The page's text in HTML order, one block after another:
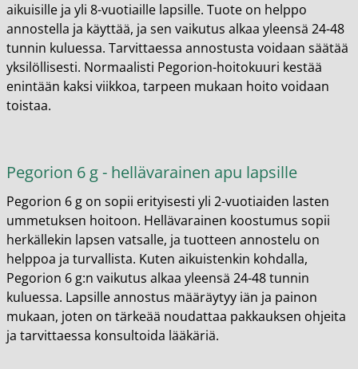
aikuisille ja yli 8-vuotiaille lapsille. Tuote on helppo
annostella ja käyttää, ja sen vaikutus alkaa yleensä 24-48
tunnin kuluessa. Tarvittaessa annostusta voidaan säätää
yksilöllisesti. Normaalisti Pegorion-hoitokuuri kestää
enintään kaksi viikkoa, tarpeen mukaan hoito voidaan
toistaa.
Pegorion 6 g - hellävarainen apu lapsille
Pegorion 6 g on sopii erityisesti yli 2-vuotiaiden lasten
ummetuksen hoitoon. Hellävarainen koostumus sopii
herkällekin lapsen vatsalle, ja tuotteen annostelu on
helppoa ja turvallista. Kuten aikuistenkin kohdalla,
Pegorion 6 g:n vaikutus alkaa yleensä 24-48 tunnin
kuluessa. Lapsille annostus määräytyy iän ja painon
mukaan, joten on tärkeää noudattaa pakkauksen ohjeita
ja tarvittaessa konsultoida lääkäriä.